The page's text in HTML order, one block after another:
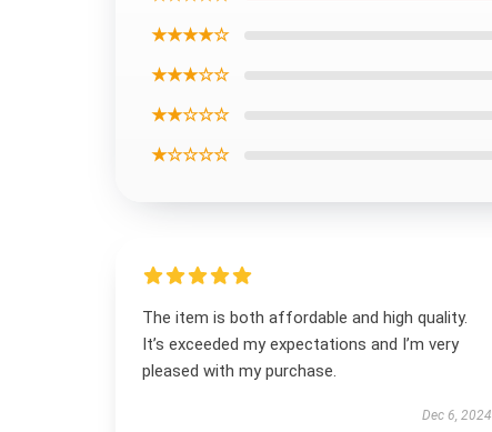
★★★★☆
★★★☆☆
★★☆☆☆
★☆☆☆☆
The item is both affordable and high quality.
It’s exceeded my expectations and I’m very
pleased with my purchase.
Dec 6, 2024